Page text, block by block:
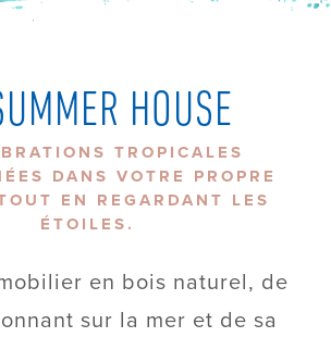
HOUSE
TROPICALES
DANS VOTRE PROPRE
EN REGARDANT LES
ÉTOILES.
en bois naturel, de
sur la mer et de sa